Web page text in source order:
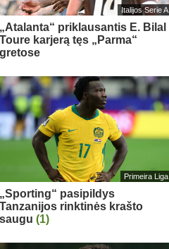
Italijos Serie A
„Atalanta“ priklausantis E. Bilal
Toure karjerą tęs „Parma“
gretose
Primeira Liga
„Sporting“ pasipildys
Tanzanijos rinktinės krašto
saugu (1)